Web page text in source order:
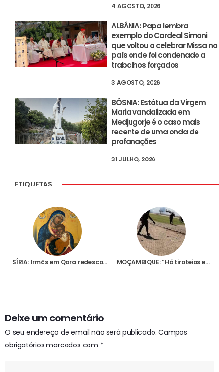
4 AGOSTO, 2026
ALBÂNIA: Papa lembra
exemplo do Cardeal Simoni
que voltou a celebrar Missa no
país onde foi condenado a
trabalhos forçados
3 AGOSTO, 2026
BÓSNIA: Estátua da Virgem
Maria vandalizada em
Medjugorje é o caso mais
recente de uma onda de
profanações
31 JULHO, 2026
ETIQUETAS
SÍRIA: Irmãs em Qara redescobrem ícone árabe com oração contra epidemias que terá sido rezada pela Rainha Santa Isabel MOÇAMBIQUE: “Há tiroteios em todo o lado. Seja o que Deus quiser…”, diz habitante de Palma em fuga após ataque a esta vila
Deixe um comentário
O seu endereço de email não será publicado. Campos
obrigatórios marcados com *